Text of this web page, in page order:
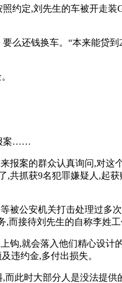
定,刘先生的车被开走装
还钱换车。“本来能贷到
案……
案的群众认真询问,对这
抓获9名犯罪嫌疑人,起
公安机关打击处理过多次
而接待刘先生的自称李姓工
,就会落入他们精心设计
违约金,多付出损失。
此时大部分人是没法提供